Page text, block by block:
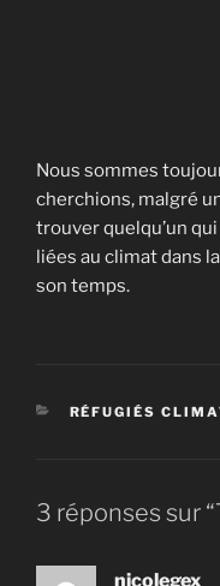
Nous sommes
cherchions, malgré
trouver quelqu’un
liées au climat dans
son temps.
CATÉGORIES
RÉFUGIÉS
3 réponses sur
nicolegex